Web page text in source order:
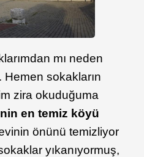
mı neden
sokakların
zira okuduğuma
en temiz köyü
önünü temizliyor
yıkanıyormuş,